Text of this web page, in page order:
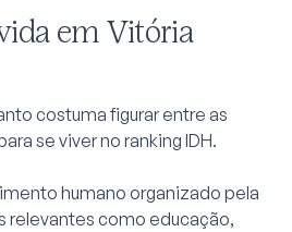
em Vitória
costuma figurar entre as
se viver no ranking IDH.
humano organizado pela
relevantes como educação,